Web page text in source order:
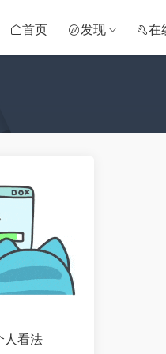
首页 发现 在
人看法